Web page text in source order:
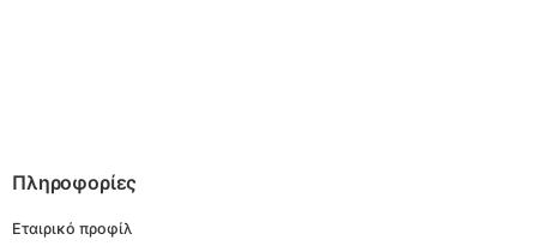
Πληροφορίες
Εταιρικό προφίλ